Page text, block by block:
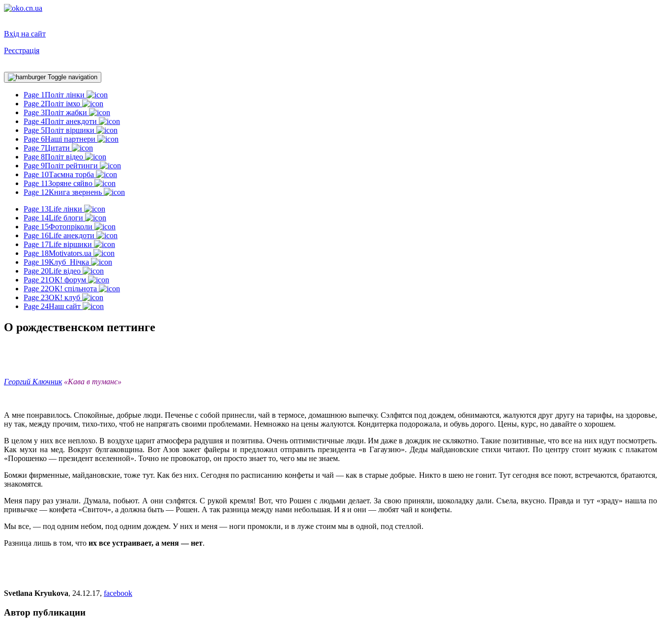
Вхід на сайт
Реєстрація
Toggle navigation
Page 1Політ лінки
Page 2Політ імхо
Page 3Політ жабки
Page 4Політ анекдоти
Page 5Політ віршики
Page 6Наші партнери
Page 7Цитати
Page 8Політ відео
Page 9Політ рейтинги
Page 10Таємна торба
Page 11Зоряне сяйво
Page 12Книга звернень
Page 13Life лінки
Page 14Life блоги
Page 15Фотопріколи
Page 16Life анекдоти
Page 17Life віршики
Page 18Motivators.ua
Page 19Клуб_Нічка
Page 20Life відео
Page 21ОК! форум
Page 22ОК! спільнота
Page 23ОК! клуб
Page 24Наш сайт
О рождественском петтинге
Георгий Ключник«Кава в туманє»
А мне понравилось. Спокойные, добрые люди. Печенье с собой принесли, чай в термосе, домашнюю выпечку. Сэлфятся под дождем, обнимаются, жалуются друг другу на тарифы, на здоровье,
ну так, между прочим, тихо-тихо, чтоб не напрягать своими проблемами. Немножко на цены жалуются. Кондитерка подорожала, и обувь дорого. Цены, курс, но давайте о хорошем.
В целом у них все неплохо. В воздухе царит атмосфера радушия и позитива. Очень оптимистичные люди. Им даже в дождик не склякотно. Такие позитивные, что все на них идут посмотреть.
Как мухи на мед. Вокруг булгаковщина. Вот Азов зажег файеры и предложил отправить президента «в Гагаузию». Деды майдановские стихи читают. По центру стоит мужик с плакатом
«Порошенко — президент вселенной». Точно не провокатор, он просто знает то, чего мы не знаем.
Бомжи фирменные, майдановские, тоже тут. Как без них. Сегодня по расписанию конфеты и чай — как в старые добрые. Никто в шею не гонит. Тут сегодня все поют, встречаются, братаются,
знакомятся.
Меня пару раз узнали. Думала, побьют. А они сэлфятся. С рукой кремля! Вот, что Рошен с людьми делает. За свою приняли, шоколадку дали. Съела, вкусно. Правда и тут «зраду» нашла по
привычке — конфета «Свиточ», а должна быть — Рошен. А так разница между нами небольшая. И я и они — любят чай и конфеты.
Мы все, — под одним небом, под одним дождем. У них и меня — ноги промокли, и в луже стоим мы в одной, под стеллой.
Разница лишь в том, что их все устраивает, а меня — нет.
Svetlana Kryukova, 24.12.17, facebook
Автор публикации